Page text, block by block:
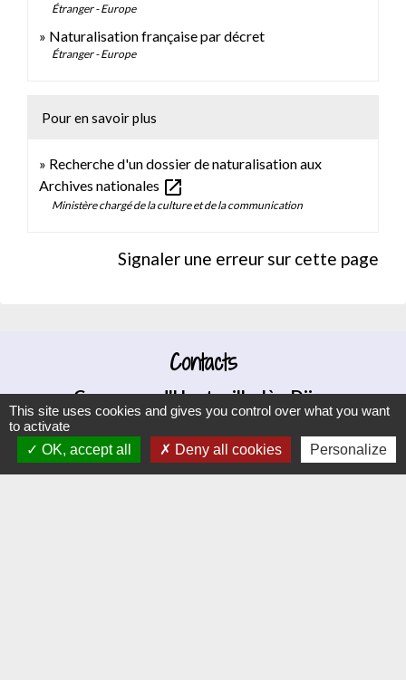
Étranger - Europe
Naturalisation française par décret
Étranger - Europe
Pour en savoir plus
Recherche d'un dossier de naturalisation aux
Archives nationales open_in_new
Ministère chargé de la culture et de la communication
Signaler une erreur sur cette page
Contacts
Commune d'Hauteville-lès-Dijon
4 rue Riottes
21121 Hauteville-lès-Dijon - FRANCE
+33 3 80 58 07 08
This site uses cookies and gives you control over what you want
to activate
OK, accept all
Deny all cookies Personalize